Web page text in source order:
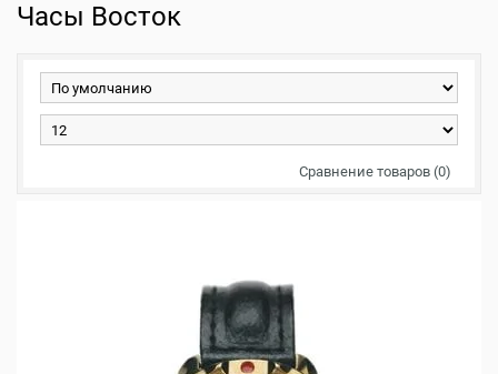
Часы Восток
Сравнение товаров (0)